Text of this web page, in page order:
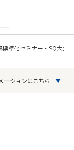
準化セミナー・SQ大会
ーションはこちら